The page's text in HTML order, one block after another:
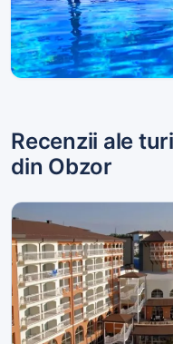
Recenzii ale
din Obzor